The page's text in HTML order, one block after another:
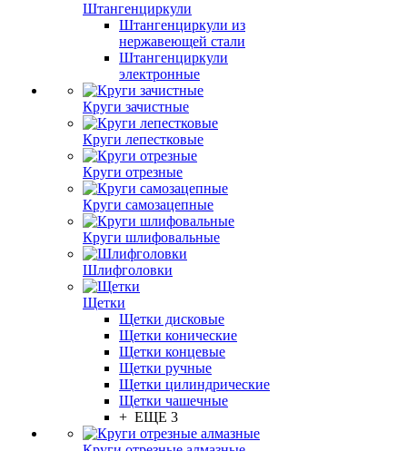
Штангенциркули
Штангенциркули из
нержавеющей стали
Штангенциркули
электронные
Круги зачистные
Круги лепестковые
Круги отрезные
Круги самозацепные
Круги шлифовальные
Шлифголовки
Щетки
Щетки дисковые
Щетки конические
Щетки концевые
Щетки ручные
Щетки цилиндрические
Щетки чашечные
+ ЕЩЕ 3